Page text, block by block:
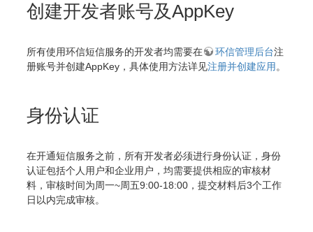
创建开发者账号及AppKey
所有使用环信短信服务的开发者均需要在 环信管理后台注
册账号并创建AppKey，具体使用方法详见注册并创建应用。
身份认证
在开通短信服务之前，所有开发者必须进行身份认证，身份
认证包括个人用户和企业用户，均需要提供相应的审核材
料，审核时间为周一~周五9:00-18:00，提交材料后3个工作
日以内完成审核。